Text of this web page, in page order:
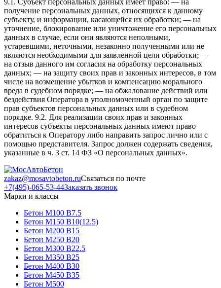
получение персональных данных, относящихся к данному
субъекту, и информации, касающейся их обработки; — на
уточнение, блокирование или уничтожение его персональных
данных в случае, если они являются неполными,
устаревшими, неточными, незаконно полученными или не
являются необходимыми для заявленной цели обработки; —
на отзыв данного им согласия на обработку персональных
данных; — на защиту своих прав и законных интересов, в том
числе на возмещение убытков и компенсацию морального
вреда в судебном порядке; — на обжалование действий или
бездействия Оператора в уполномоченный орган по защите
прав субъектов персональных данных или в судебном
порядке. 9.2. Для реализации своих прав и законных
интересов субъекты персональных данных имеют право
обратиться к Оператору либо направить запрос лично или с
помощью представителя. Запрос должен содержать сведения,
указанные в ч. 3 ст. 14 ФЗ «О персональных данных».
zakaz@mosavtobeton.ruСвязаться по почте
+7(495)-065-53-44Заказать звонок
Марки и классы
Бетон М100 В7.5
Бетон М150 В10(12.5)
Бетон М200 В15
Бетон М250 В20
Бетон М300 В22.5
Бетон М350 В25
Бетон М400 В30
Бетон М450 В35
Бетон М500